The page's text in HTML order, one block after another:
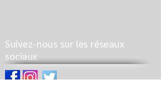
Suivez-nous sur les réseaux
sociaux